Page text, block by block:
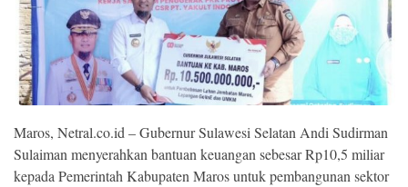
Maros, Netral.co.id – Gubernur Sulawesi Selatan Andi Sudirman
Sulaiman menyerahkan bantuan keuangan sebesar Rp10,5 miliar
kepada Pemerintah Kabupaten Maros untuk pembangunan sektor